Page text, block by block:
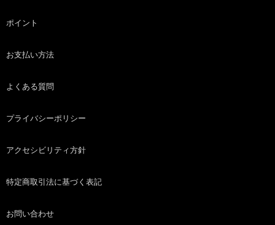
ポイント
お支払い方法
よくある質問
プライバシーポリシー
アクセシビリティ方針
特定商取引法に基づく表記
お問い合わせ